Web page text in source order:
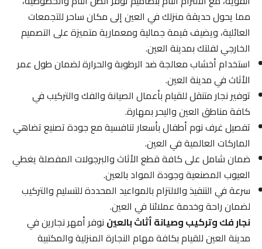
مما يحول حديقة منزلك في العين إلى مكان ساحر للتجمعات
العائلية، ويضيف قيمة جمالية ومعمارية متميزة على التصميم
الخارجي لفلتك بمدينة العين.
استخدام أخشاب معالجة ضد الرطوبة والحرارة لضمان طول عمر
الأثاث في مدينة العين.
توفير نجار متنقل للقيام بأعمال الصيانة والفك والتركيب في
كافة مناطق العين واليحر بمهارة.
تفصيل غرف نوم أطفال بأسعار تنافسية مع جودة تصنيع تضاهي
الماركات العالمية في العين.
ضمان شامل على كافة قطع الأثاث والبرجولات المفصلة يغطي
العيوب المصنعية وجودة المواد بالعين.
سرعة في التنفيذ والالتزام بالمواعيد المحددة للتسليم والتركيب
لضمان راحة وخدمة عملائنا في العين.
نجار فك وتركيب وصيانة أثاث بالعيننوفر أمهر نجارين في
مدينة العين للقيام بكافة مهام النجارة المنزلية والمكتبية